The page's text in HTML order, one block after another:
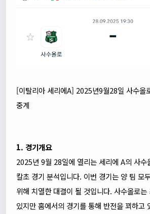
[이탈리아 세리에A] 2025년9월28일 사수올
중계
1. 경기개요
2025년 9월 28일에 열리는 세리에 A의 사수
칼초 경기 분석입니다. 이번 경기는 양 팀 모
위해 치열한 대결이 될 것입니다. 사수올로
있지만 홈에서의 경기를 통해 반전을 꾀하고